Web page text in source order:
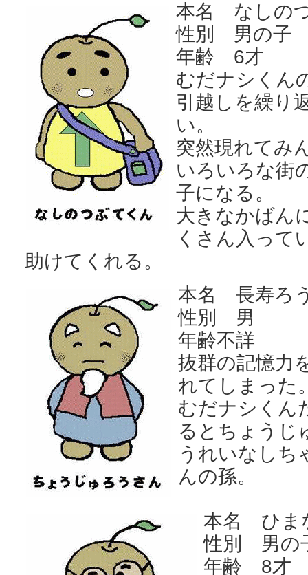
本名 なしの
性別 男の子
年齢 6才
むだナシくん
引越しを繰り
い。
突然現れてみ
いろいろな街
子になる。
大きなかばん
くさん入って
助けてくれる。
本名 長寿ろ
性別 男
年齢不詳
抜群の記憶力
れてしまった
むだナシくん
るとちょうじ
うれいなしち
んの孫。
本名 ひま
性別 男の
年齢 8才